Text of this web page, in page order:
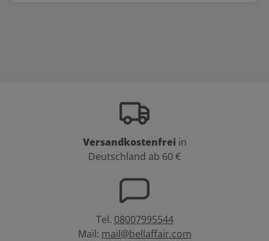
Versandkostenfrei in
Deutschland ab 60 €
Tel. 08007995544
Mail: mail@bellaffair.com